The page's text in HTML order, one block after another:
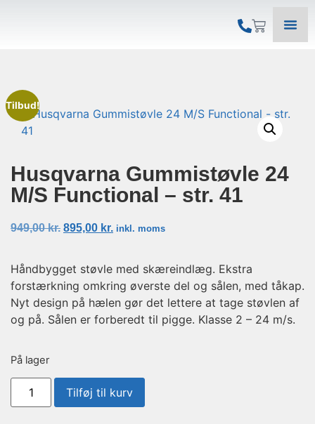
Tilbud!
Husqvarna Gummistøvle 24
M/S Functional – str. 41
949,00kr. 895,00 kr. inkl. moms
Håndbygget støvle med skæreindlæg. Ekstra
forstærkning omkring øverste del og sålen, med tåkap.
Nyt design på hælen gør det lettere at tage støvlen af
og på. Sålen er forberedt til pigge. Klasse 2 – 24 m/s.
På lager
Tilføj til kurv